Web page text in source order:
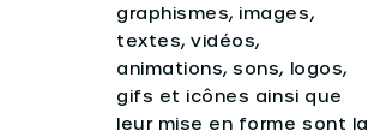
graphismes, images,
textes, vidéos,
animations, sons, logos,
gifs et icônes ainsi que
leur mise en forme sont la